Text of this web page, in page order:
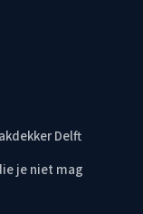
Delft
je niet mag